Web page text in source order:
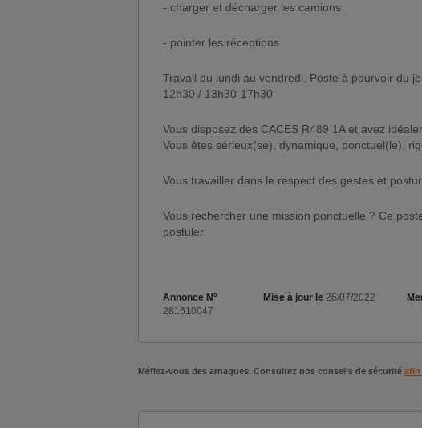
- charger et décharger les camions
- pointer les réceptions
Travail du lundi au vendredi. Poste à pourvoir du
12h30 / 13h30-17h30
Vous disposez des CACES R489 1A et avez
Vous êtes sérieux(se), dynamique, ponctuel(le),
Vous travailler dans le respect des gestes et
Vous rechercher une mission ponctuelle ? Ce
postuler.
Annonce N°
281610047
Mise à jour le 26/07/2022
Méfiez-vous des arnaques. Consultez nos conseils de sécurité afin